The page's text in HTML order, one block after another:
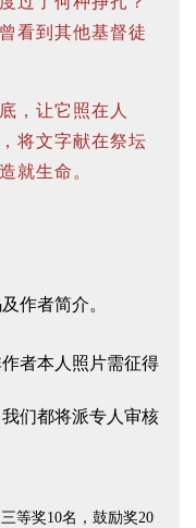
看到其他基督徒
，让它照在人
将文字献在祭坛
就生命。
作者简介。
者本人照片需征得
们都将派专人审核
等奖10名，鼓励奖20